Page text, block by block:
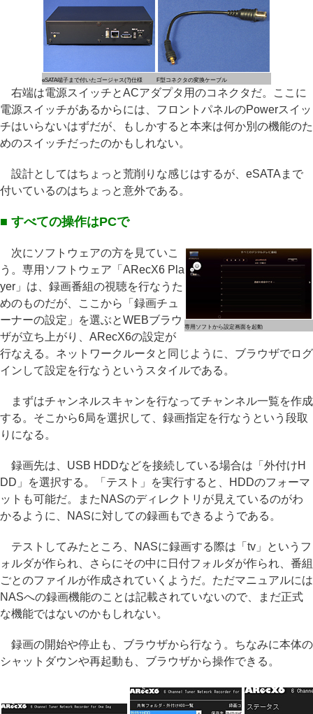
eSATA端子まで付いたゴージャス(?)仕様 F型コネクタの変換ケーブル
右端は電源スイッチとACアダプタ用のコネクタだ。ここに
電源スイッチがあるからには、フロントパネルのPowerスイッ
チはいらないはずだが、もしかすると本来は何か別の機能のた
めのスイッチだったのかもしれない。
設計としてはちょっと荒削りな感じはするが、eSATAまで
付いているのはちょっと意外である。
■ すべての操作はPCで
専用ソフトから設定画面を起動
次にソフトウェアの方を見ていこ
う。専用ソフトウェア「ARecX6 Pla
yer」は、録画番組の視聴を行なうた
めのものだが、ここから「録画チュ
ーナーの設定」を選ぶとWEBブラウ
ザが立ち上がり、ARecX6の設定が
行なえる。ネットワークルータと同じように、ブラウザでログ
インして設定を行なうというスタイルである。
まずはチャンネルスキャンを行なってチャンネル一覧を作成
する。そこから6局を選択して、録画指定を行なうという段取
りになる。
録画先は、USB HDDなどを接続している場合は「外付けH
DD」を選択する。「テスト」を実行すると、HDDのフォーマ
ットも可能だ。またNASのディレクトリが見えているのがわ
かるように、NASに対しての録画もできるようである。
テストしてみたところ、NASに録画する際は「tv」というフ
ォルダが作られ、さらにその中に日付フォルダが作られ、番組
ごとのファイルが作成されていくようだ。ただマニュアルには
NASへの録画機能のことは記載されていないので、まだ正式
な機能ではないのかもしれない。
録画の開始や停止も、ブラウザから行なう。ちなみに本体の
シャットダウンや再起動も、ブラウザから操作できる。